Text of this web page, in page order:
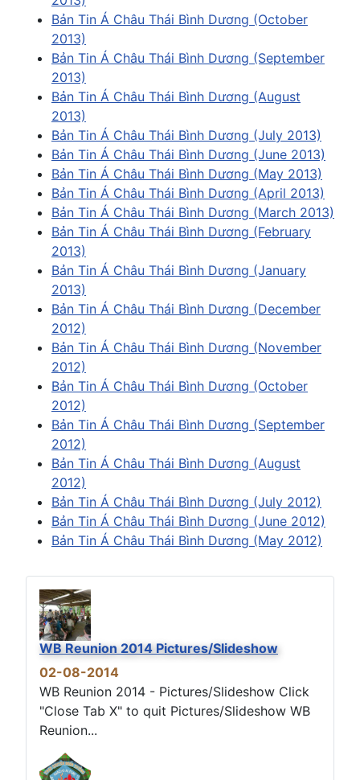
Bản Tin Á Châu Thái Bình Dương (October
2013)
Bản Tin Á Châu Thái Bình Dương (September
2013)
Bản Tin Á Châu Thái Bình Dương (August
2013)
Bản Tin Á Châu Thái Bình Dương (July 2013)
Bản Tin Á Châu Thái Bình Dương (June 2013)
Bản Tin Á Châu Thái Bình Dương (May 2013)
Bản Tin Á Châu Thái Bình Dương (April 2013)
Bản Tin Á Châu Thái Bình Dương (March 2013)
Bản Tin Á Châu Thái Bình Dương (February
2013)
Bản Tin Á Châu Thái Bình Dương (January
2013)
Bản Tin Á Châu Thái Bình Dương (December
2012)
Bản Tin Á Châu Thái Bình Dương (November
2012)
Bản Tin Á Châu Thái Bình Dương (October
2012)
Bản Tin Á Châu Thái Bình Dương (September
2012)
Bản Tin Á Châu Thái Bình Dương (August
2012)
Bản Tin Á Châu Thái Bình Dương (July 2012)
Bản Tin Á Châu Thái Bình Dương (June 2012)
Bản Tin Á Châu Thái Bình Dương (May 2012)
WB Reunion 2014 Pictures/Slideshow
02-08-2014
WB Reunion 2014 - Pictures/Slideshow Click
"Close Tab X" to quit Pictures/Slideshow WB
Reunion...